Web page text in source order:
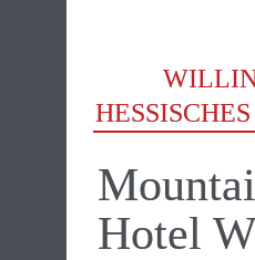
Hotel